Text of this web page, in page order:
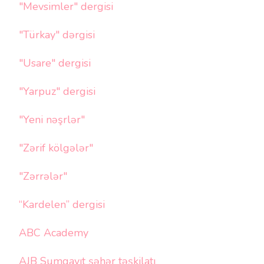
"Mevsimler" dergisi
"Türkay" dərgisi
"Usare" dergisi
"Yarpuz" dergisi
"Yeni nəşrlər"
"Zərif kölgələr"
"Zərrələr"
“Kardelen” dergisi
ABC Academy
AJB Sumqayıt şəhər təşkilatı